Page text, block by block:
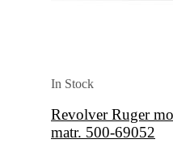
In Stock
Revolver Ruger
matr. 500-69052